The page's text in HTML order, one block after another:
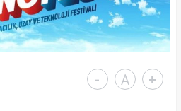
- A +